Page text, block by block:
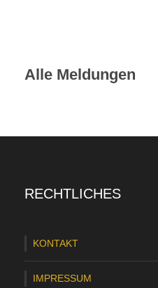
Alle Meldungen
RECHTLICHES
KONTAKT
IMPRESSUM